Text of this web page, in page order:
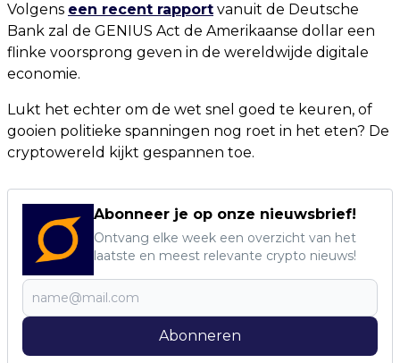
Volgens een recent rapport vanuit de Deutsche
Bank zal de GENIUS Act de Amerikaanse dollar een
flinke voorsprong geven in de wereldwijde digitale
economie.
Lukt het echter om de wet snel goed te keuren, of
gooien politieke spanningen nog roet in het eten? De
cryptowereld kijkt gespannen toe.
Abonneer je op onze nieuwsbrief!
Ontvang elke week een overzicht van het
laatste en meest relevante crypto nieuws!
Abonneren